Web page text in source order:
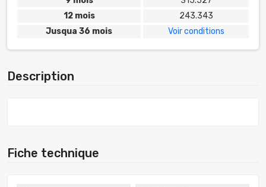
12 mois
243.343
Jusqua 36 mois
Voir conditions
Description
Fiche technique